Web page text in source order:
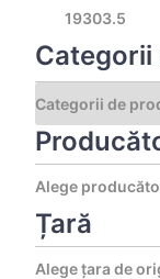
Categorii
Alege
Țară
Alege țara de